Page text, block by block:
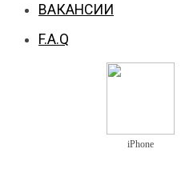
ВАКАНСИИ
F.A.Q
iPhone